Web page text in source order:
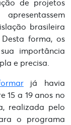
de projetos
brasileira
forma, os
importância
e precisa.
já havia
15 a 19 anos no
realizada pelo
o programa